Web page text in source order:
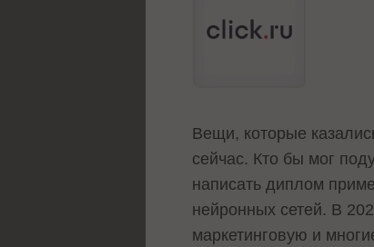
Вещи, которые
сейчас. Кто бы мог
написать диплом
нейронных сетей. В
маркетинговую и